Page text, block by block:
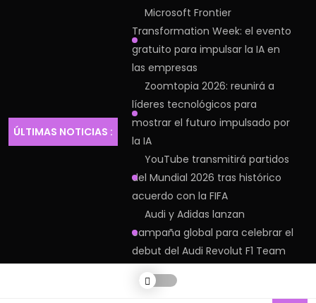
ÚLTIMAS NOTICIAS :
Microsoft Frontier
Transformation Week: el evento
gratuito para impulsar la IA en
las empresas
Zoomtopia 2026: reunirá a
líderes tecnológicos para
mostrar el futuro impulsado por
la IA
YouTube transmitirá partidos
del Mundial 2026 tras histórico
acuerdo con la FIFA
Audi y Adidas lanzan
campaña global para celebrar el
debut del Audi Revolut F1 Team